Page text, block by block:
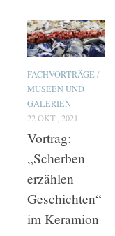
FACHVORTRÄGE /
MUSEEN UND
GALERIEN
22 OKT., 2021
Vortrag:
„Scherben
erzählen
Geschichten“
im Keramion